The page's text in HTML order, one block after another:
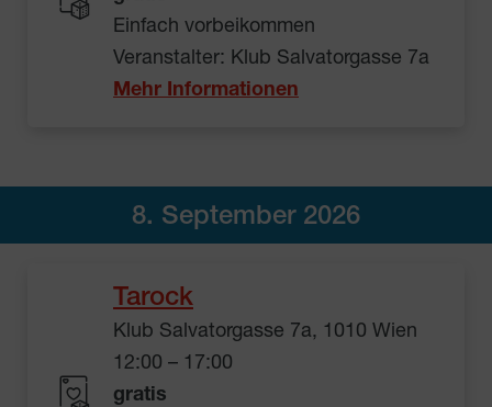
Einfach vorbeikommen
Veranstalter: Klub Salvatorgasse 7a
Mehr Informationen
8. September 2026
Tarock
Klub Salvatorgasse 7a, 1010 Wien
12:00 – 17:00
gratis